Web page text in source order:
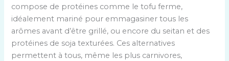
compose de protéines comme le tofu ferme,
idéalement mariné pour emmagasiner tous les
arômes avant d’être grillé, ou encore du seitan et des
protéines de soja texturées. Ces alternatives
permettent à tous, même les plus carnivores,